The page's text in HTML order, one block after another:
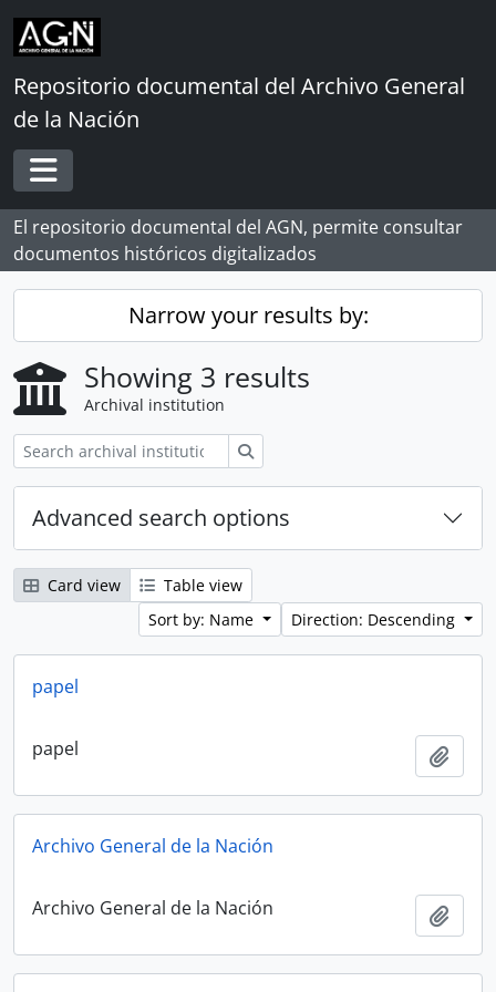
Skip to main content
Repositorio documental del Archivo General
de la Nación
Toggle navigation
El repositorio documental del AGN, permite consultar
documentos históricos digitalizados
Narrow your results by:
Showing 3 results
Archival institution
Advanced search options
Card view
Table view
Sort by: Name
Direction: Descending
papel
papel
Archivo General de la Nación
Archivo General de la Nación